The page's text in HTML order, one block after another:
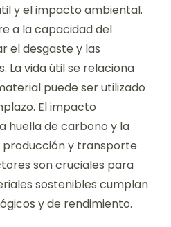
y el impacto ambiental.
a la capacidad del
el desgaste y las
La vida útil se relaciona
puede ser utilizado
El impacto
huella de carbono y la
producción y transporte
son cruciales para
sostenibles cumplan
y de rendimiento.